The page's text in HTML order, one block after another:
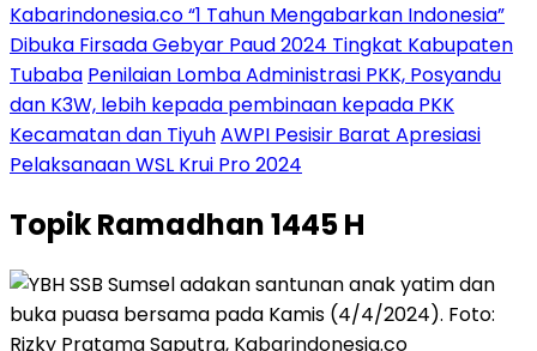
Kabarindonesia.co “1 Tahun Mengabarkan Indonesia”
Dibuka Firsada Gebyar Paud 2024 Tingkat Kabupaten
Tubaba Penilaian Lomba Administrasi PKK, Posyandu
dan K3W, lebih kepada pembinaan kepada PKK
Kecamatan dan TiyuhAWPI Pesisir Barat Apresiasi
Pelaksanaan WSL Krui Pro 2024
TopikRamadhan 1445 H